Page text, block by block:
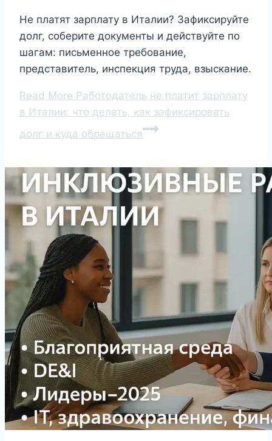
Не платят зарплату в Италии? Зафиксируйте
долг, соберите документы и действуйте по
шагам: письменное требование,
представитель, инспекция труда, взыскание.
Read More Работодатель не платит зарплату
в Италии: что делать, как зафиксировать
долг и куда обращаться